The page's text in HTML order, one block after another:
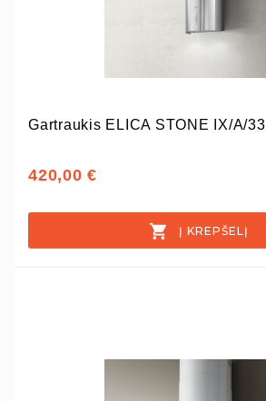
Gartraukis ELICA STONE IX/A/33
420,00 €
Į KREPŠELĮ